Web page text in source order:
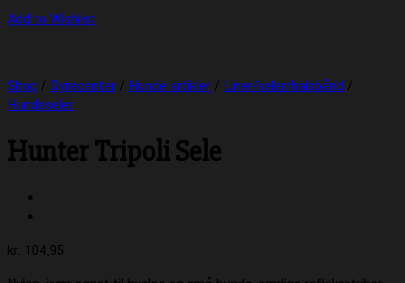
Add to Wishlist
Shop / Dyrecenter / Hunde artikler / Liner/seler/halsbånd /
Hundeseler
Hunter Tripoli Sele
kr. 104,95